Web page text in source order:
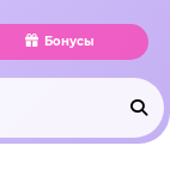
Бонусы